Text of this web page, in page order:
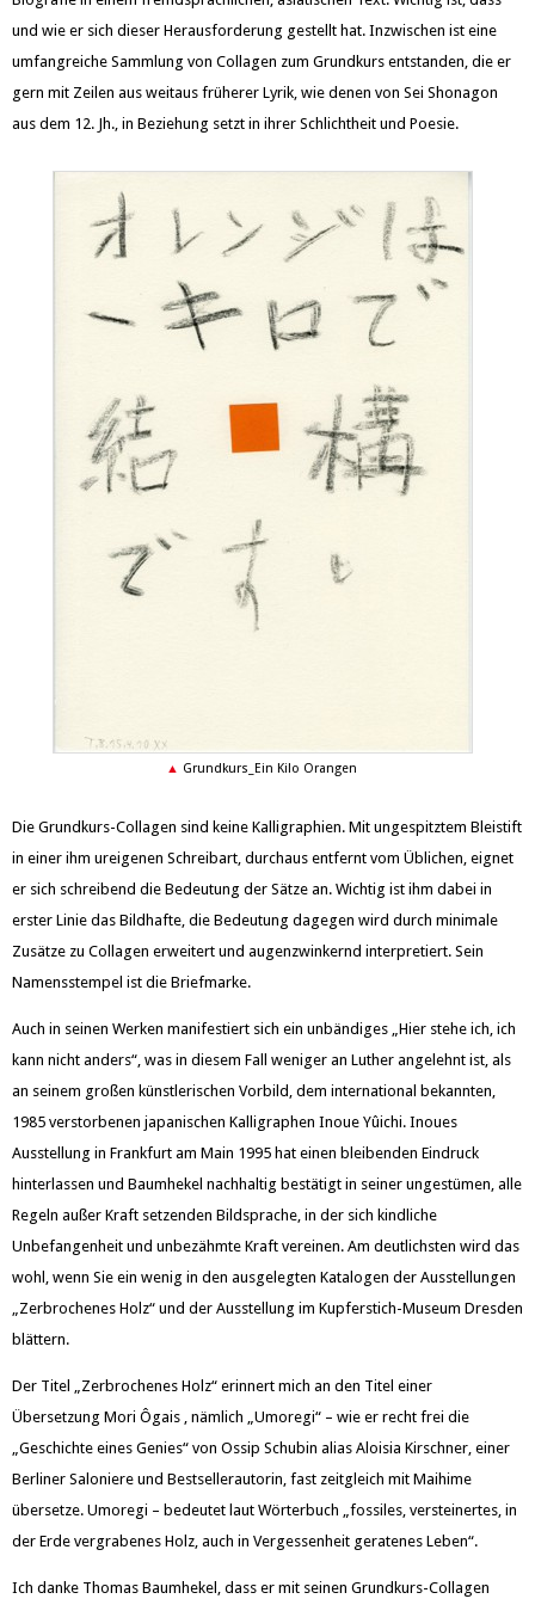
und wie er sich dieser Herausforderung gestellt hat. Inzwischen ist eine
umfangreiche Sammlung von Collagen zum Grundkurs entstanden, die er
gern mit Zeilen aus weitaus früherer Lyrik, wie denen von Sei Shonagon
aus dem 12. Jh., in Beziehung setzt in ihrer Schlichtheit und Poesie.
Grundkurs_Ein Kilo Orangen
Die Grundkurs-Collagen sind keine Kalligraphien. Mit ungespitztem Bleistift
in einer ihm ureigenen Schreibart, durchaus entfernt vom Üblichen, eignet
er sich schreibend die Bedeutung der Sätze an. Wichtig ist ihm dabei in
erster Linie das Bildhafte, die Bedeutung dagegen wird durch minimale
Zusätze zu Collagen erweitert und augenzwinkernd interpretiert. Sein
Namensstempel ist die Briefmarke.
Auch in seinen Werken manifestiert sich ein unbändiges „Hier stehe ich, ich
kann nicht anders“, was in diesem Fall weniger an Luther angelehnt ist, als
an seinem großen künstlerischen Vorbild, dem international bekannten,
1985 verstorbenen japanischen Kalligraphen Inoue Yûichi. Inoues
Ausstellung in Frankfurt am Main 1995 hat einen bleibenden Eindruck
hinterlassen und Baumhekel nachhaltig bestätigt in seiner ungestümen, alle
Regeln außer Kraft setzenden Bildsprache, in der sich kindliche
Unbefangenheit und unbezähmte Kraft vereinen. Am deutlichsten wird das
wohl, wenn Sie ein wenig in den ausgelegten Katalogen der Ausstellungen
„Zerbrochenes Holz“ und der Ausstellung im Kupferstich-Museum Dresden
blättern.
Der Titel „Zerbrochenes Holz“ erinnert mich an den Titel einer
Übersetzung Mori Ôgais , nämlich „Umoregi“ – wie er recht frei die
„Geschichte eines Genies“ von Ossip Schubin alias Aloisia Kirschner, einer
Berliner Saloniere und Bestsellerautorin, fast zeitgleich mit Maihime
übersetze. Umoregi – bedeutet laut Wörterbuch „fossiles, versteinertes, in
der Erde vergrabenes Holz, auch in Vergessenheit geratenes Leben“.
Ich danke Thomas Baumhekel, dass er mit seinen Grundkurs-Collagen